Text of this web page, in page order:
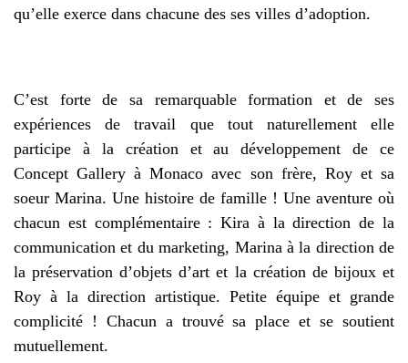
qu’elle exerce dans chacune des ses villes d’adoption.
C’est forte de sa remarquable formation et de ses
expériences de travail que tout naturellement elle
participe à la création et au développement de ce
Concept Gallery à Monaco avec son frère, Roy et sa
soeur Marina. Une histoire de famille ! Une aventure où
chacun est complémentaire : Kira à la direction de la
communication et du marketing, Marina à la direction de
la préservation d’objets d’art et la création de bijoux et
Roy à la direction artistique. Petite équipe et grande
complicité ! Chacun a trouvé sa place et se soutient
mutuellement.